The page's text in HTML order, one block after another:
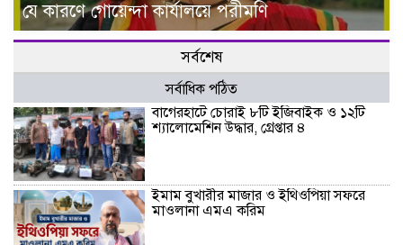
যে কারণে গোয়েন্দা কার্যালয়ে পরীমণি
সর্বশেষ
সর্বাধিক পঠিত
বাগেরহাটে চোরাই ৮টি ইজিবাইক ও ১২টি
শ্যালোমেশিন উদ্ধার, গ্রেপ্তার ৪
ইমাম বুখারীর মাজার ও ইথিওপিয়া সফরে
মাওলানা এমএ করিম